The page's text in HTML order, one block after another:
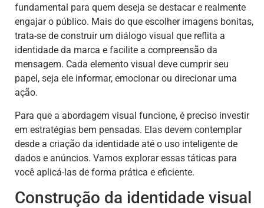
fundamental para quem deseja se destacar e realmente
engajar o público. Mais do que escolher imagens bonitas,
trata-se de construir um diálogo visual que reflita a
identidade da marca e facilite a compreensão da
mensagem. Cada elemento visual deve cumprir seu
papel, seja ele informar, emocionar ou direcionar uma
ação.
Para que a abordagem visual funcione, é preciso investir
em estratégias bem pensadas. Elas devem contemplar
desde a criação da identidade até o uso inteligente de
dados e anúncios. Vamos explorar essas táticas para
você aplicá-las de forma prática e eficiente.
Construção da identidade visual